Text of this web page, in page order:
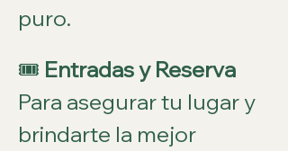
puro.
🎟️ Entradas y Reserva
Para asegurar tu lugar y
brindarte la mejor